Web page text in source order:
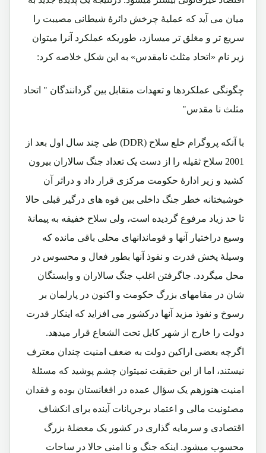
میان می آید که عملیۀ چرخش دائرۀ شیطانی مصیبت را
سریع تر و مغلق تر میسازد، طوریکه عملکرد آنرا میتوان
زیر نام «اتحاد مثلث نامقدس» به این شکل خلاصه کرد:
چگونگی عملکردها و تعهدات متقابل بین گردانندگان " اتحاد
مثلث نا مقدس"
با آنکه پروگرام خلع سلاح (DDR) طی چند سال اول بعد از
2001 سلاح ثقیله را از دست یک تعداد جنگ سالاران بیرون
کشید و زیر ادارۀ حکومت مرکزی قرار داد و دراثر آن
خوشبختانه خطر جنگ داخلی بین قوه های درگیر قبلی حالا
تا حد زیاد مرفوع گردیده است، ولی سلاح خفیفه به پیمانۀ
وسیع دراختیار آنها و قوماندانهای محلی باقی مانده که
وسیلۀ پخش قدرت و نفوذ آنها بطور فعال و محسوس در
محل میگردد. جاگرفتن اغلب جنگ سالاران و وابستگان
شان در مقامهای بزرگ حکومت و اکنون در پارلمان بر
رسوخ و نفوذ مزید آنها درکشور می افزاید که اینکار قدرت
دولت را خارج از شهر کابل تحت الشعاع قرار میدهد.
اگرچه بعضی اراکین دولت به ضعف امنیت چندان معترف
نیستند، اما از این حقیقت نمیتوان چشم پوشید که مسئلۀ
امنیت هنوزهم یک سؤال عمده در افغانستان بوده و فقدان
مصئونیت مالی و اعتماد برجریانات آینده برای انکشاف
اقتصادی و سرمایه گذاری در کشور یک معضلۀ بزرگ
محسوب میشود. اینکه جنگ و نا امنی حالا در ساحات